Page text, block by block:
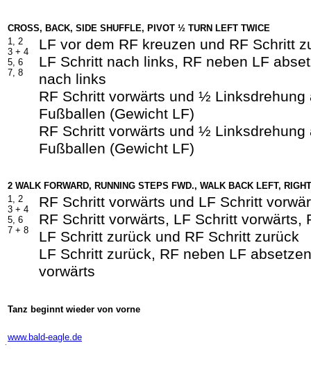
CROSS, BACK, SIDE SHUFFLE, PIVOT ½ TURN LEFT TWICE
1, 2
3 + 4
5, 6
7, 8
LF vor dem RF kreuzen und RF Schritt
LF Schritt nach links, RF neben LF
nach links
RF Schritt vorwärts und ½ Linksdrehung
Fußballen (Gewicht LF)
RF Schritt vorwärts und ½ Linksdrehung
Fußballen (Gewicht LF)
2 WALK FORWARD, RUNNING STEPS FWD., WALK BACK LEFT,
1, 2
3 + 4
5, 6
7 + 8
RF Schritt vorwärts und LF Schritt
RF Schritt vorwärts, LF Schritt vorwärts,
LF Schritt zurück und RF Schritt zurück
LF Schritt zurück, RF neben LF
vorwärts
Tanz beginnt wieder von vorne
www.bald-eagle.de